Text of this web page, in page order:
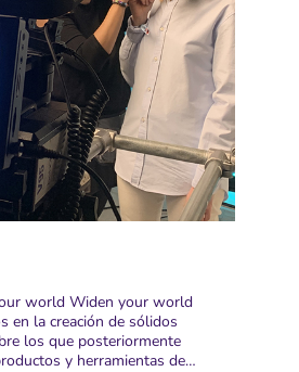
world Widen your world
en la creación de sólidos
los que posteriormente
y herramientas de…